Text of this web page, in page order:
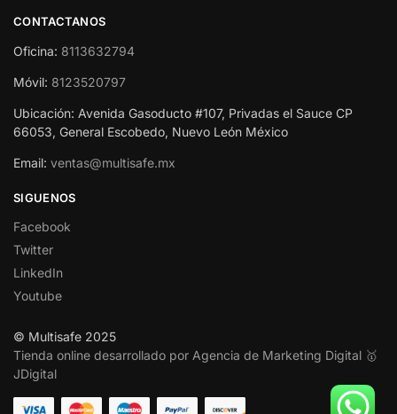
CONTACTANOS
Oficina: 8113632794
Móvil: 8123520797
Ubicación: Avenida Gasoducto #107, Privadas el Sauce CP
66053, General Escobedo, Nuevo León México
Email: ventas@multisafe.mx
SIGUENOS
Facebook
Twitter
LinkedIn
Youtube
© Multisafe 2025
Tienda online desarrollado por Agencia de Marketing Digital 🥇
JDigital